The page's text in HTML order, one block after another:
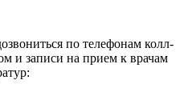
по телефонам колл-
и записи на прием к врачам